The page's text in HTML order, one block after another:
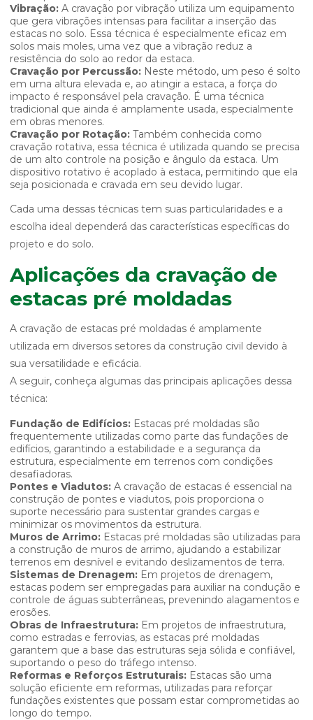
Vibração: A cravação por vibração utiliza um equipamento
que gera vibrações intensas para facilitar a inserção das
estacas no solo. Essa técnica é especialmente eficaz em
solos mais moles, uma vez que a vibração reduz a
resistência do solo ao redor da estaca.
Cravação por Percussão: Neste método, um peso é solto
em uma altura elevada e, ao atingir a estaca, a força do
impacto é responsável pela cravação. É uma técnica
tradicional que ainda é amplamente usada, especialmente
em obras menores.
Cravação por Rotação: Também conhecida como
cravação rotativa, essa técnica é utilizada quando se precisa
de um alto controle na posição e ângulo da estaca. Um
dispositivo rotativo é acoplado à estaca, permitindo que ela
seja posicionada e cravada em seu devido lugar.
Cada uma dessas técnicas tem suas particularidades e a
escolha ideal dependerá das características específicas do
projeto e do solo.
Aplicações da cravação de
estacas pré moldadas
A cravação de estacas pré moldadas é amplamente
utilizada em diversos setores da construção civil devido à
sua versatilidade e eficácia.
A seguir, conheça algumas das principais aplicações dessa
técnica:
Fundação de Edifícios: Estacas pré moldadas são
frequentemente utilizadas como parte das fundações de
edifícios, garantindo a estabilidade e a segurança da
estrutura, especialmente em terrenos com condições
desafiadoras.
Pontes e Viadutos: A cravação de estacas é essencial na
construção de pontes e viadutos, pois proporciona o
suporte necessário para sustentar grandes cargas e
minimizar os movimentos da estrutura.
Muros de Arrimo: Estacas pré moldadas são utilizadas para
a construção de muros de arrimo, ajudando a estabilizar
terrenos em desnível e evitando deslizamentos de terra.
Sistemas de Drenagem: Em projetos de drenagem,
estacas podem ser empregadas para auxiliar na condução e
controle de águas subterrâneas, prevenindo alagamentos e
erosões.
Obras de Infraestrutura: Em projetos de infraestrutura,
como estradas e ferrovias, as estacas pré moldadas
garantem que a base das estruturas seja sólida e confiável,
suportando o peso do tráfego intenso.
Reformas e Reforços Estruturais: Estacas são uma
solução eficiente em reformas, utilizadas para reforçar
fundações existentes que possam estar comprometidas ao
longo do tempo.